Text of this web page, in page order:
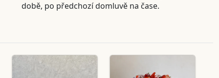
době, po předchozí domluvě na čase.